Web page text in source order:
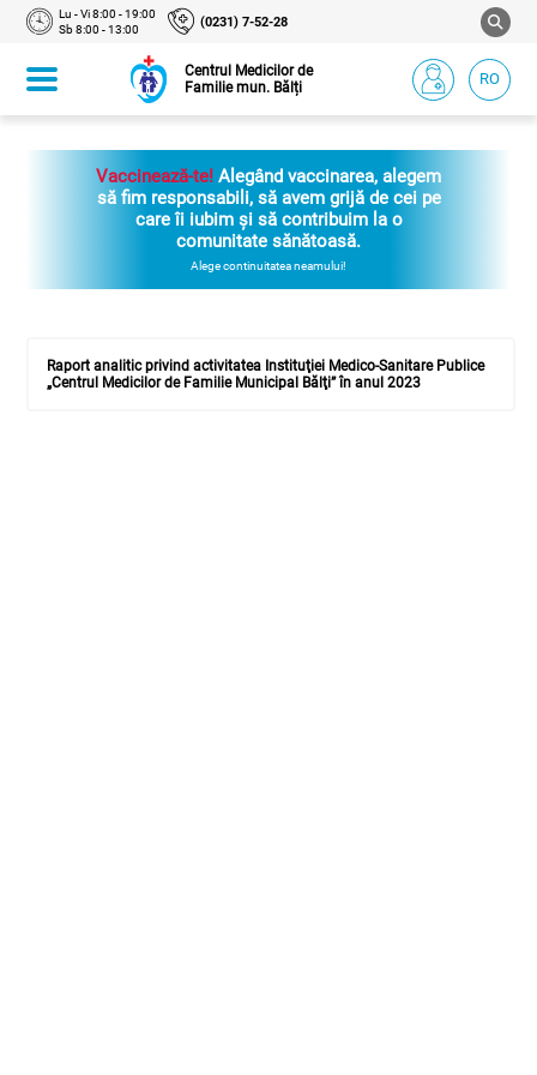
Lu - Vi 8:00 - 19:00
Sb 8:00 - 13:00
(0231) 7-52-28
Centrul Medicilor de
Familie mun. Bălți
RO
Vaccinează-te! Alegând vaccinarea, alegem
să fim responsabili, să avem grijă de cei pe
care îi iubim și să contribuim la o
comunitate sănătoasă.
Alege continuitatea neamului!
Raport analitic privind activitatea Instituţiei Medico-Sanitare Publice
„Centrul Medicilor de Familie Municipal Bălţi” în anul 2023